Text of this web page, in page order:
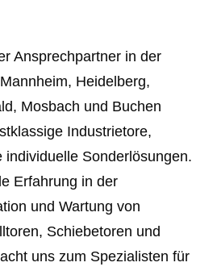
Ansprechpartner in der
Heidelberg,
Mosbach und Buchen
Industrietore,
individuelle Sonderlösungen.
Erfahrung in der
und Wartung von
Schiebetoren und
uns zum Spezialisten für